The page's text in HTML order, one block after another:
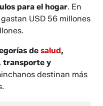
para el hogar. En
USD 56 millones
desalud,
transporte y
destinan más